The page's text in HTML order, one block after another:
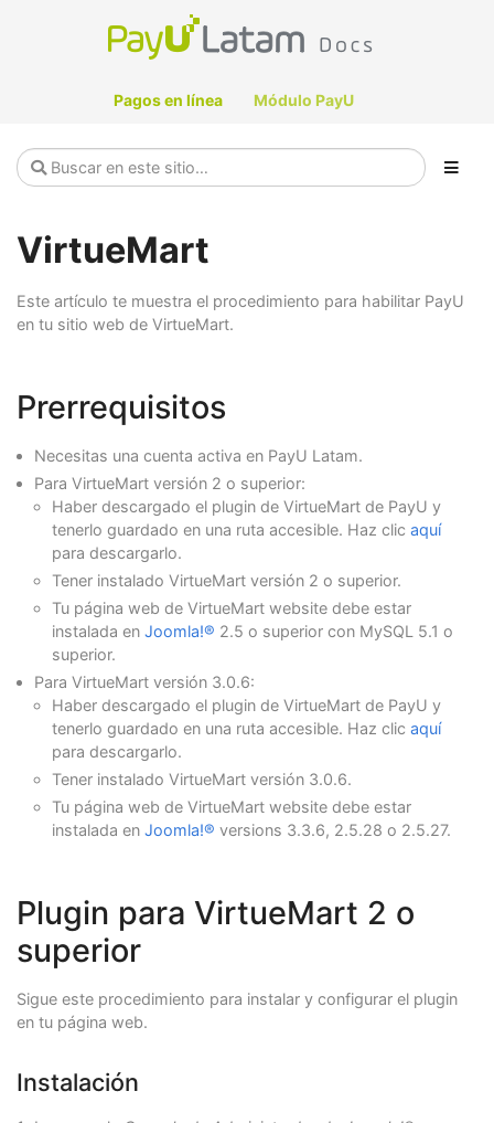
Pagos en línea Módulo PayU
VirtueMart
Este artículo te muestra el procedimiento para habilitar PayU
en tu sitio web de VirtueMart.
Prerrequisitos
Necesitas una cuenta activa en PayU Latam.
Para VirtueMart versión 2 o superior:
Haber descargado el plugin de VirtueMart de PayU y
tenerlo guardado en una ruta accesible. Haz clic aquí
para descargarlo.
Tener instalado VirtueMart versión 2 o superior.
Tu página web de VirtueMart website debe estar
instalada en Joomla!® 2.5 o superior con MySQL 5.1 o
superior.
Para VirtueMart versión 3.0.6:
Haber descargado el plugin de VirtueMart de PayU y
tenerlo guardado en una ruta accesible. Haz clic aquí
para descargarlo.
Tener instalado VirtueMart versión 3.0.6.
Tu página web de VirtueMart website debe estar
instalada en Joomla!® versions 3.3.6, 2.5.28 o 2.5.27.
Plugin para VirtueMart 2 o
superior
Sigue este procedimiento para instalar y configurar el plugin
en tu página web.
Instalación